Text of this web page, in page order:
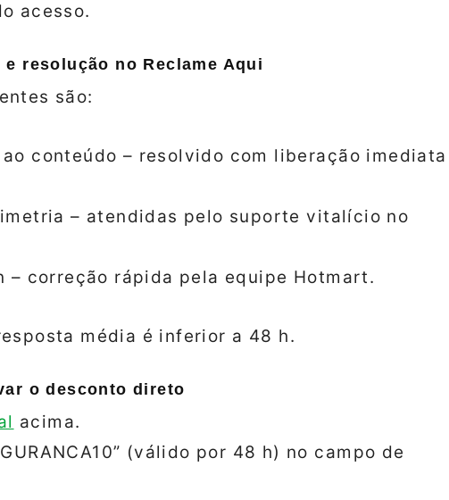
acesso.
resolução no Reclame Aqui
são:
ao conteúdo – resolvido com liberação imediata
– atendidas pelo suporte vitalício no
– correção rápida pela equipe Hotmart.
média é inferior a 48 h.
o desconto direto
acima.
(válido por 48 h) no campo de